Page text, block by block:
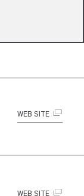
WEB SITE
WEB SITE